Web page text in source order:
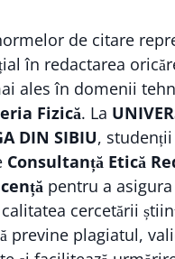
de citare
în redactarea
ales în domenii
Fizică. La
DIN SIBIU, studenții
Consultanță Etică
pentru a asigura
cercetării
previne plagiatul,